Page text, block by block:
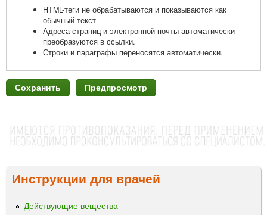
HTML-теги не обрабатываются и показываются как
обычный текст
Адреса страниц и электронной почты автоматически
преобразуются в ссылки.
Строки и параграфы переносятся автоматически.
Инструкции для врачей
Действующие вещества